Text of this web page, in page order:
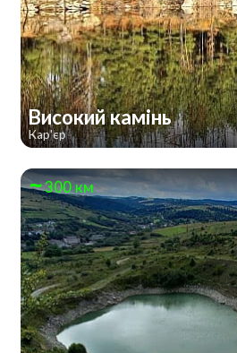
Високий камінь
Кар'єр
300 км